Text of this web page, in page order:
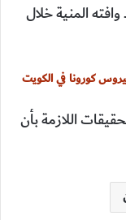
المنية خلال
كورونا في الكويت
اللازمة بأن